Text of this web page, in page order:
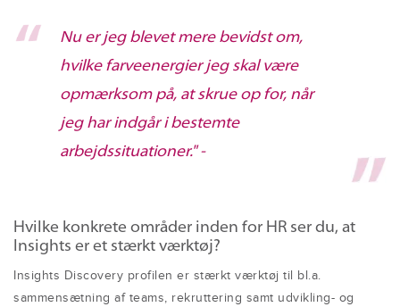
Nu er jeg blevet mere bevidst om,
hvilke farveenergier jeg skal være
opmærksom på, at skrue op for, når
jeg har indgår i bestemte
arbejdssituationer." -
Hvilke konkrete områder inden for HR ser du, at
Insights er et stærkt værktøj?
Insights Discovery profilen er stærkt værktøj til bl.a.
sammensætning af teams, rekruttering samt udvikling- og